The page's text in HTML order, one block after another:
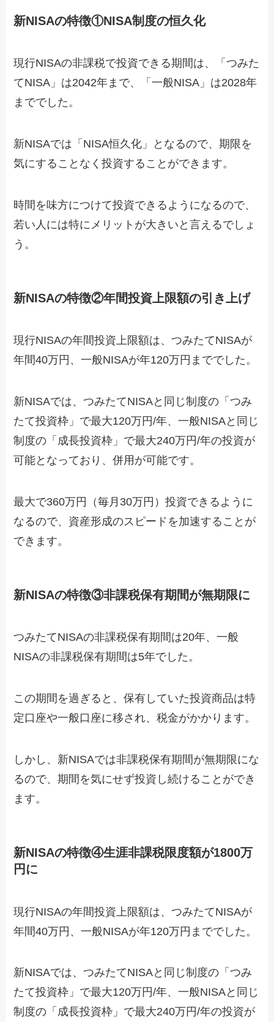
新NISAの特徴①NISA制度の恒久化
現行NISAの非課税で投資できる期間は、「つみた
てNISA」は2042年まで、「一般NISA」は2028年
まででした。
新NISAでは「NISA恒久化」となるので、期限を
気にすることなく投資することができます。
時間を味方につけて投資できるようになるので、
若い人には特にメリットが大きいと言えるでしょ
う。
新NISAの特徴②年間投資上限額の引き上げ
現行NISAの年間投資上限額は、つみたてNISAが
年間40万円、一般NISAが年120万円まででした。
新NISAでは、つみたてNISAと同じ制度の「つみ
たて投資枠」で最大120万円/年、一般NISAと同じ
制度の「成長投資枠」で最大240万円/年の投資が
可能となっており、併用が可能です。
最大で360万円（毎月30万円）投資できるように
なるので、資産形成のスピードを加速することが
できます。
新NISAの特徴③非課税保有期間が無期限に
つみたてNISAの非課税保有期間は20年、一般
NISAの非課税保有期間は5年でした。
この期間を過ぎると、保有していた投資商品は特
定口座や一般口座に移され、税金がかかります。
しかし、新NISAでは非課税保有期間が無期限にな
るので、期間を気にせず投資し続けることができ
ます。
新NISAの特徴④生涯非課税限度額が1800万
円に
現行NISAの年間投資上限額は、つみたてNISAが
年間40万円、一般NISAが年120万円まででした。
新NISAでは、つみたてNISAと同じ制度の「つみ
たて投資枠」で最大120万円/年、一般NISAと同じ
制度の「成長投資枠」で最大240万円/年の投資が